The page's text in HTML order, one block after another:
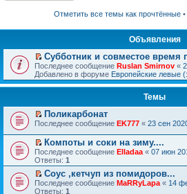
Отметить все темы как прочтённые
Объявления
П
е
р
е
т
и
к
е
р
в
о
м
у
н
Субботник и совместое время
Последнее сообщение Ruslan Smirnov «
Добавлено в форуме Европейские левые
Темы
П
р
е
й
т
и
п
Поликарбонат
Последнее сообщение EK777 « 23 сен
П
е
р
е
й
т
Компоты и соки на зиму....
Последнее сообщение Elladaa « 07 июн
Ответы: 1
П
е
Соус ,кетчуп из помидоров...
Последнее сообщение MaRRyLapa « 14
Ответы: 1